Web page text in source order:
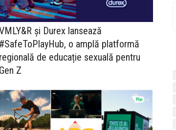
și Durex lansează
#SafeToPlayHub, o amplă platformă
regională de educație sexuală pentru
Gen Z